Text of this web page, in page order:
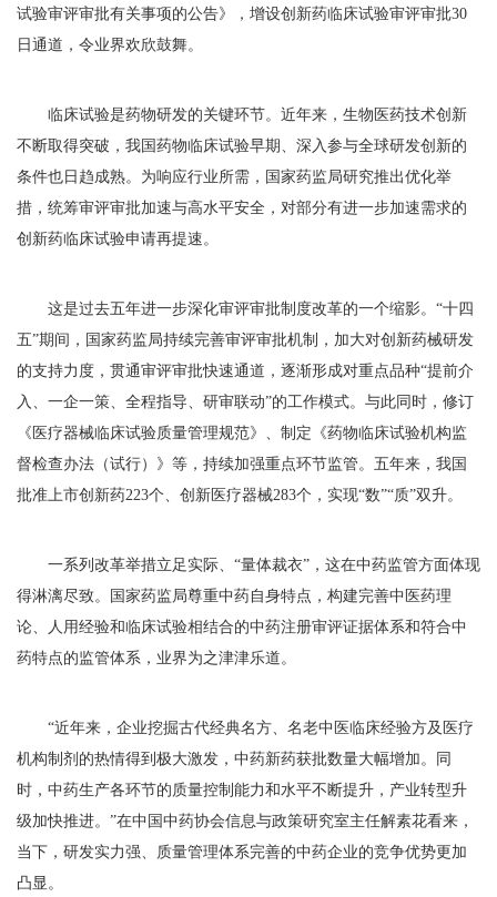
试验审评审批有关事项的公告》，增设创新药临床试验审评审批30
日通道，令业界欢欣鼓舞。
临床试验是药物研发的关键环节。近年来，生物医药技术创新
不断取得突破，我国药物临床试验早期、深入参与全球研发创新的
条件也日趋成熟。为响应行业所需，国家药监局研究推出优化举
措，统筹审评审批加速与高水平安全，对部分有进一步加速需求的
创新药临床试验申请再提速。
这是过去五年进一步深化审评审批制度改革的一个缩影。“十四
五”期间，国家药监局持续完善审评审批机制，加大对创新药械研发
的支持力度，贯通审评审批快速通道，逐渐形成对重点品种“提前介
入、一企一策、全程指导、研审联动”的工作模式。与此同时，修订
《医疗器械临床试验质量管理规范》、制定《药物临床试验机构监
督检查办法（试行）》等，持续加强重点环节监管。五年来，我国
批准上市创新药223个、创新医疗器械283个，实现“数”“质”双升。
一系列改革举措立足实际、“量体裁衣”，这在中药监管方面体现
得淋漓尽致。国家药监局尊重中药自身特点，构建完善中医药理
论、人用经验和临床试验相结合的中药注册审评证据体系和符合中
药特点的监管体系，业界为之津津乐道。
“近年来，企业挖掘古代经典名方、名老中医临床经验方及医疗
机构制剂的热情得到极大激发，中药新药获批数量大幅增加。同
时，中药生产各环节的质量控制能力和水平不断提升，产业转型升
级加快推进。”在中国中药协会信息与政策研究室主任解素花看来，
当下，研发实力强、质量管理体系完善的中药企业的竞争优势更加
凸显。